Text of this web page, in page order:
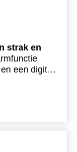
strak en
een digitale
5 ATM.